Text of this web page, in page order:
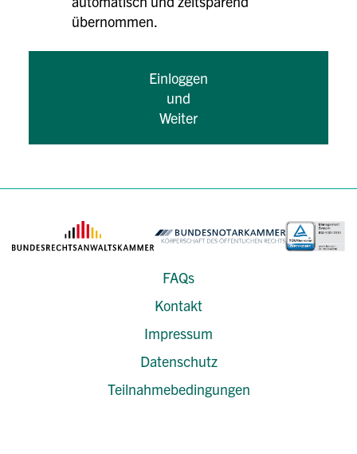
übernommen.
Einloggen
und
Weiter
FAQs
Kontakt
Impressum
Datenschutz
Teilnahmebedingungen